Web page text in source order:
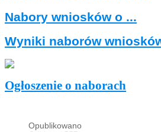
Nabory wniosków o ...
Wyniki naborów
Ogłoszenie o naborach
Opublikowano